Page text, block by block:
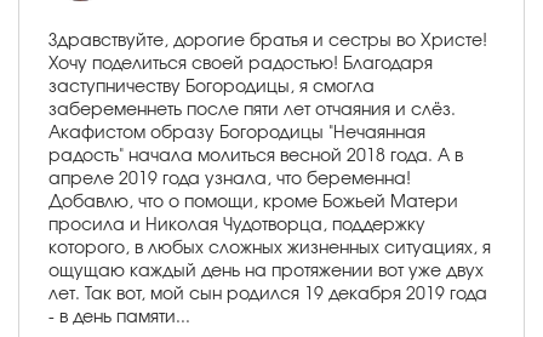
Здравствуйте, дорогие братья и сестры во Христе!
Хочу поделиться своей радостью! Благодаря
заступничеству Богородицы, я смогла
забеременнеть после пяти лет отчаяния и слёз.
Акафистом образу Богородицы "Нечаянная
радость" начала молиться весной 2018 года. А в
апреле 2019 года узнала, что беременна!
Добавлю, что о помощи, кроме Божьей Матери
просила и Николая Чудотворца, поддержку
которого, в любых сложных жизненных ситуациях, я
ощущаю каждый день на протяжении вот уже двух
лет. Так вот, мой сын родился 19 декабря 2019 года
- в день памяти...